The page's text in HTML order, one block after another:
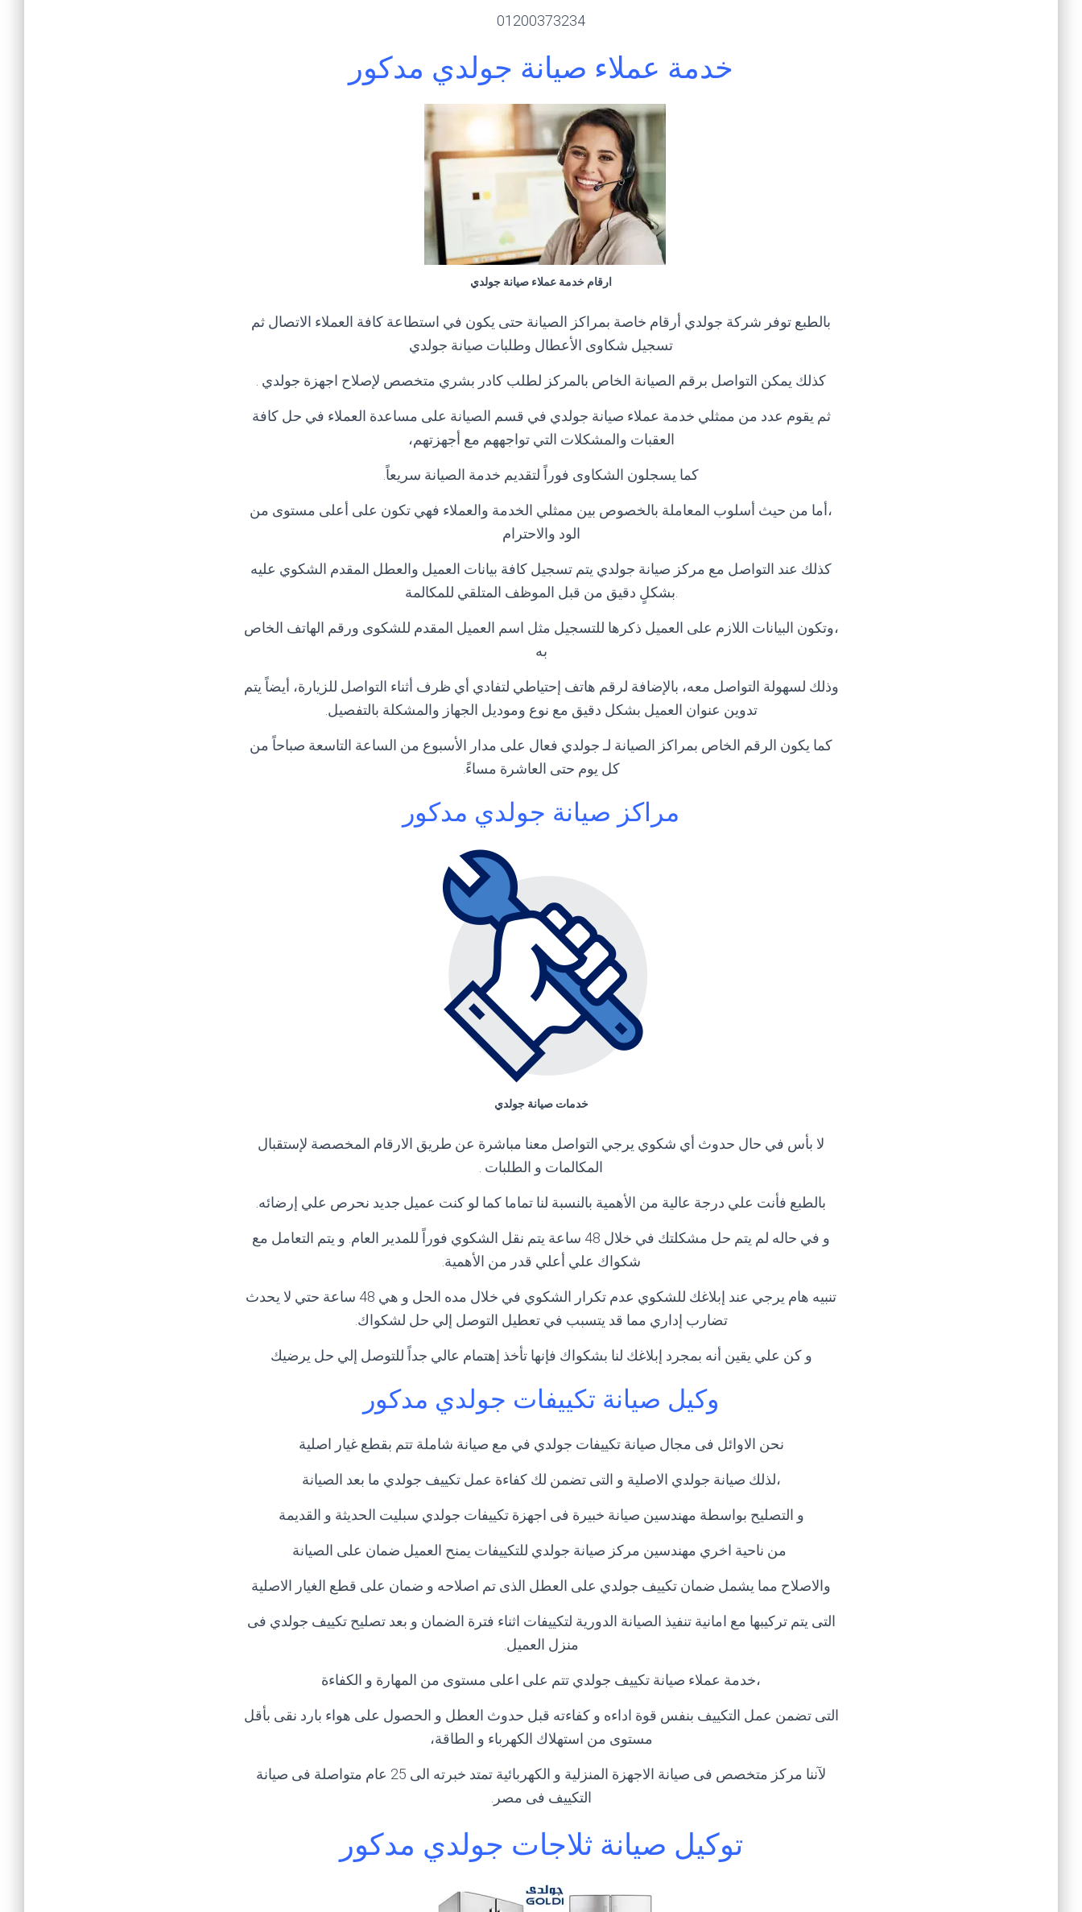
01200373234
خدمة عملاء صيانة جولدي مدكور
ارقام خدمة عملاء صيانة جولدي
بالطبع توفر شركة جولدي أرقام خاصة بمراكز الصيانة حتى يكون في استطاعة كافة العملاء الاتصال ثم
تسجيل شكاوى الأعطال وطلبات صيانة جولدي
كذلك يمكن التواصل برقم الصيانة الخاص بالمركز لطلب كادر بشري متخصص لإصلاح اجهزة جولدي .
ثم يقوم عدد من ممثلي خدمة عملاء صيانة جولدي في قسم الصيانة على مساعدة العملاء في حل كافة
العقبات والمشكلات التي تواجههم مع أجهزتهم،
كما يسجلون الشكاوى فوراً لتقديم خدمة الصيانة سريعاً.
،أما من حيث أسلوب المعاملة بالخصوص بين ممثلي الخدمة والعملاء فهي تكون على أعلى مستوى من
الود والاحترام
كذلك عند التواصل مع مركز صيانة جولدي يتم تسجيل كافة بيانات العميل والعطل المقدم الشكوي عليه
.بشكلٍ دقيق من قبل الموظف المتلقي للمكالمة
،وتكون البيانات اللازم على العميل ذكرها للتسجيل مثل اسم العميل المقدم للشكوى ورقم الهاتف الخاص
به
وذلك لسهولة التواصل معه، بالإضافة لرقم هاتف إحتياطي لتفادي أي ظرف أثناء التواصل للزيارة، أيضاً يتم
تدوين عنوان العميل بشكل دقيق مع نوع وموديل الجهاز والمشكلة بالتفصيل.
كما يكون الرقم الخاص بمراكز الصيانة لـ جولدي فعال على مدار الأسبوع من الساعة التاسعة صباحاً من
كل يوم حتى العاشرة مساءً.
مراكز صيانة جولدي مدكور
خدمات صيانة جولدي
لا بأس في حال حدوث أي شكوي يرجي التواصل معنا مباشرة عن طريق الارقام المخصصة لإستقبال
المكالمات و الطلبات .
بالطبع فأنت علي درجة عالية من الأهمية بالنسبة لنا تماما كما لو كنت عميل جديد نحرص علي إرضائه.
و في حاله لم يتم حل مشكلتك في خلال 48 ساعة يتم نقل الشكوي فوراً للمدير العام. و يتم التعامل مع
شكواك علي أعلي قدر من الأهمية.
تنبيه هام يرجي عند إبلاغك للشكوي عدم تكرار الشكوي في خلال مده الحل و هي 48 ساعة حتي لا يحدث
تضارب إداري مما قد يتسبب في تعطيل التوصل إلي حل لشكواك.
و كن علي يقين أنه بمجرد إبلاغك لنا بشكواك فإنها تأخذ إهتمام عالي جداً للتوصل إلي حل يرضيك
وكيل صيانة تكييفات جولدي مدكور
نحن الاوائل فى مجال صيانة تكييفات جولدي في مع صيانة شاملة تتم بقطع غيار اصلية
،لذلك صيانة جولدي الاصلية و التى تضمن لك كفاءة عمل تكييف جولدي ما بعد الصيانة
و التصليح بواسطة مهندسين صيانة خبيرة فى اجهزة تكييفات جولدي سبليت الحديثة و القديمة
من ناحية اخري مهندسين مركز صيانة جولدي للتكييفات يمنح العميل ضمان على الصيانة
والاصلاح مما يشمل ضمان تكييف جولدي على العطل الذى تم اصلاحه و ضمان على قطع الغيار الاصلية
التى يتم تركيبها مع امانية تنفيذ الصيانة الدورية لتكييفات اثناء فترة الضمان و بعد تصليح تكييف جولدي فى
منزل العميل.
،خدمة عملاء صيانة تكييف جولدي تتم على اعلى مستوى من المهارة و الكفاءة
التى تضمن عمل التكييف بنفس قوة اداءه و كفاءته قبل حدوث العطل و الحصول على هواء بارد نقى بأقل
مستوى من استهلاك الكهرباء و الطاقة،
لآننا مركز متخصص فى صيانة الاجهزة المنزلية و الكهربائية تمتد خبرته الى 25 عام متواصلة فى صيانة
التكييف فى مصر.
توكيل صيانة ثلاجات جولدي مدكور